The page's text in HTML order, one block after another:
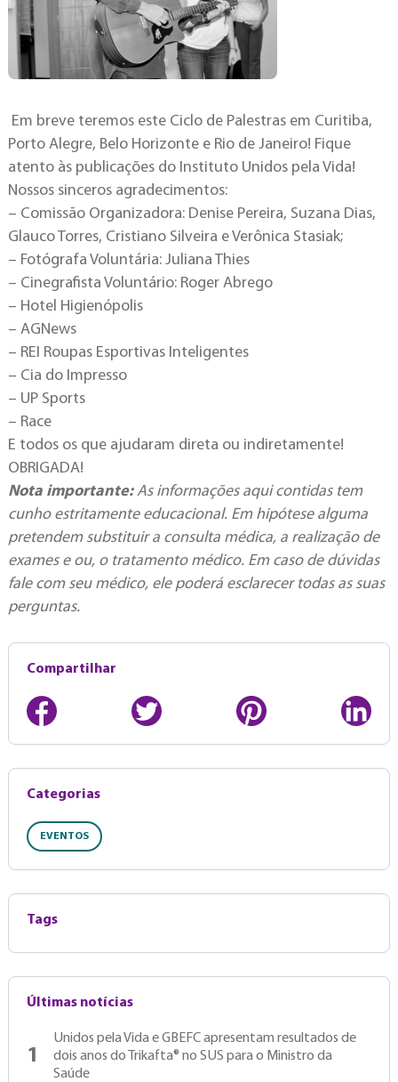
Em breve teremos este Ciclo de Palestras em Curitiba,
Porto Alegre, Belo Horizonte e Rio de Janeiro! Fique
atento às publicações do Instituto Unidos pela Vida!
Nossos sinceros agradecimentos:
– Comissão Organizadora: Denise Pereira, Suzana Dias,
Glauco Torres, Cristiano Silveira e Verônica Stasiak;
– Fotógrafa Voluntária: Juliana Thies
– Cinegrafista Voluntário: Roger Abrego
– Hotel Higienópolis
– AGNews
– REI Roupas Esportivas Inteligentes
– Cia do Impresso
– UP Sports
– Race
E todos os que ajudaram direta ou indiretamente!
OBRIGADA!
Nota importante:As informações aqui contidas tem
cunho estritamente educacional. Em hipótese alguma
pretendem substituir a consulta médica, a realização de
exames e ou, o tratamento médico. Em caso de dúvidas
fale com seu médico, ele poderá esclarecer todas as suas
perguntas.
Compartilhar
Categorias
EVENTOS
Tags
Últimas notícias
1
Unidos pela Vida e GBEFC apresentam resultados de
dois anos do Trikafta® no SUS para o Ministro da
Saúde